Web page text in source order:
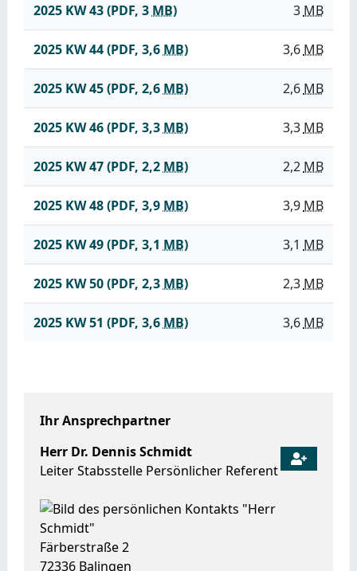
Ihr Ansprechpartner
Herr Dr. DennisSchmidt
Leiter Stabsstelle Persönlicher Referent
Färberstraße 2
72336 Balingen
2025 KW 43(PDF, 3 MB) 3 MB
2025 KW 44(PDF, 3,6 MB) 3,6 MB
2025 KW 45(PDF, 2,6 MB) 2,6 MB
2025 KW 46(PDF, 3,3 MB) 3,3 MB
2025 KW 47(PDF, 2,2 MB) 2,2 MB
2025 KW 48(PDF, 3,9 MB) 3,9 MB
2025 KW 49(PDF, 3,1 MB) 3,1 MB
2025 KW 50(PDF, 2,3 MB) 2,3 MB
2025 KW 51 (PDF, 3,6 MB) 3,6 MB